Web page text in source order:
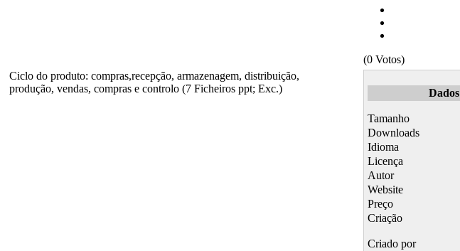
(0 Votos)
Ciclo do produto: compras,recepção, armazenagem, distribuição,
produção, vendas, compras e controlo (7 Ficheiros ppt; Exc.)
Dados
Tamanho
Downloads
Idioma
Licença
Autor
Website
Preço
Criação
Criado por